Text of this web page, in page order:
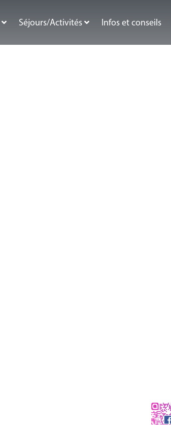
Séjours/Activités Infos et conseils